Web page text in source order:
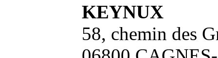
KEYNUX
58, chemin des